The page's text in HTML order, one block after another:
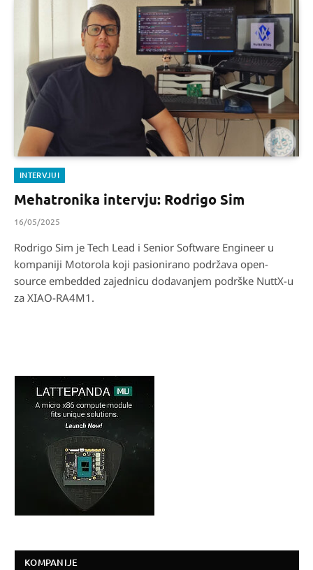
INTERVJUI
Mehatronika intervju: Rodrigo Sim
16/05/2025
Rodrigo Sim je Tech Lead i Senior Software Engineer u
kompaniji Motorola koji pasionirano podržava open-
source embedded zajednicu dodavanjem podrške NuttX-u
za XIAO-RA4M1.
KOMPANIJE